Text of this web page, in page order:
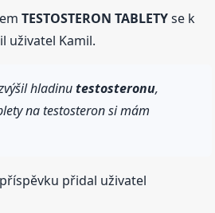
TESTOSTERON TABLETYse k
uživatel Kamil.
hladinutestosteronu,
na testosteron si mám
přidal uživatel